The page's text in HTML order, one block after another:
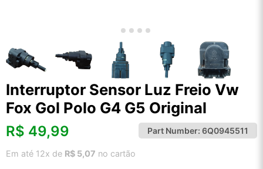
Interruptor Sensor Luz Freio Vw
Fox Gol Polo G4 G5 Original
R$ 49,99 Part Number: 6Q0945511
Em até 12x de R$ 5,07 no cartão